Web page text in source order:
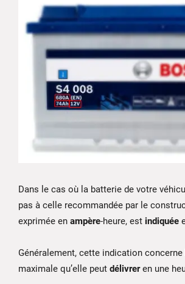
Dans le cas où la batterie de votre
pas à celle recommandée par le
exprimée en ampère-heure, est indiquée
Généralement, cette indication concerne
maximale qu’elle peut délivreren une